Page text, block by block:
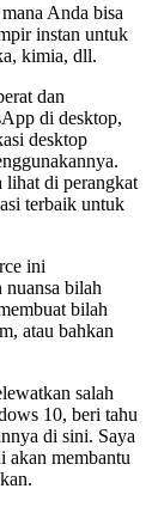
Anda bisa
instan untuk
kimia, dll.
dan
di desktop,
desktop
lihat di perangkat
terbaik untuk
ini
bilah
bilah
atau bahkan
salah
10, beri tahu
di sini. Saya
membantu